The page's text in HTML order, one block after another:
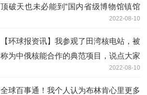
顶破天也未必能到“国内省级博物馆镇馆
2022-08-10
【环球报资讯】我参观了田湾核电站，被
称为中俄核能合作的典范项目，说点大家
2022-08-10
全球百事通！我个人认为布林肯心里更多